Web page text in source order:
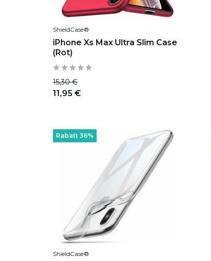
ShieldCase®
iPhone Xs Max Ultra Slim Case
(Rot)
15,30 €
11,95 €
Rabatt 36%
ShieldCase®